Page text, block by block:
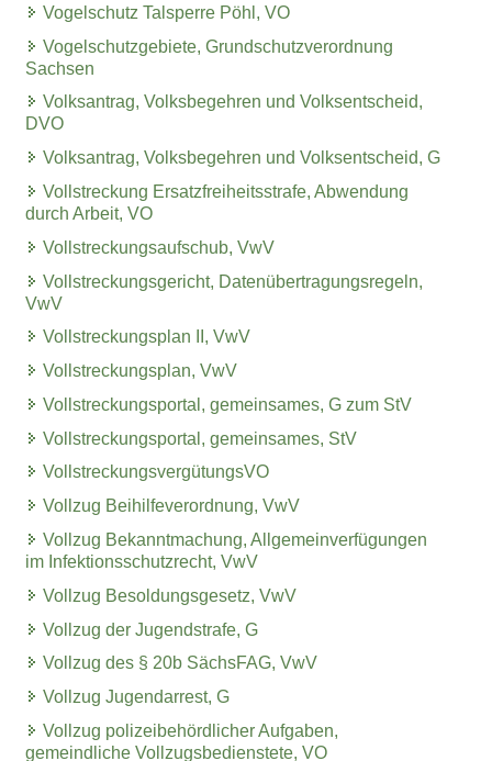
Vogelschutz Talsperre Pöhl, VO
Vogelschutzgebiete, Grundschutzverordnung
Sachsen
Volksantrag, Volksbegehren und Volksentscheid,
DVO
Volksantrag, Volksbegehren und Volksentscheid, G
Vollstreckung Ersatzfreiheitsstrafe, Abwendung
durch Arbeit, VO
Vollstreckungsaufschub, VwV
Vollstreckungsgericht, Datenübertragungsregeln,
VwV
Vollstreckungsplan II, VwV
Vollstreckungsplan, VwV
Vollstreckungsportal, gemeinsames, G zum StV
Vollstreckungsportal, gemeinsames, StV
VollstreckungsvergütungsVO
Vollzug Beihilfeverordnung, VwV
Vollzug Bekanntmachung, Allgemeinverfügungen
im Infektionsschutzrecht, VwV
Vollzug Besoldungsgesetz, VwV
Vollzug der Jugendstrafe, G
Vollzug des § 20b SächsFAG, VwV
Vollzug Jugendarrest, G
Vollzug polizeibehördlicher Aufgaben,
gemeindliche Vollzugsbedienstete, VO